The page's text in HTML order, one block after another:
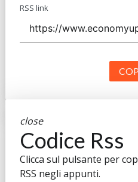
RSS link
close
Codice Rss
Clicca sul pulsante per
RSS negli appunti.